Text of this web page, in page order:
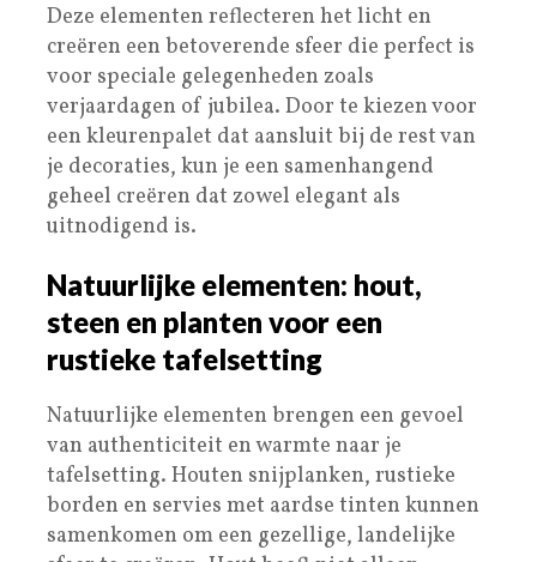
Deze elementen reflecteren het licht en
creëren een betoverende sfeer die perfect is
voor speciale gelegenheden zoals
verjaardagen of jubilea. Door te kiezen voor
een kleurenpalet dat aansluit bij de rest van
je decoraties, kun je een samenhangend
geheel creëren dat zowel elegant als
uitnodigend is.
Natuurlijke elementen: hout,
steen en planten voor een
rustieke tafelsetting
Natuurlijke elementen brengen een gevoel
van authenticiteit en warmte naar je
tafelsetting. Houten snijplanken, rustieke
borden en servies met aardse tinten kunnen
samenkomen om een gezellige, landelijke